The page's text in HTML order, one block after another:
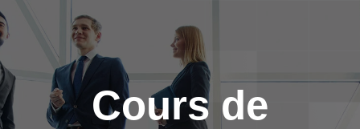
Aller au contenu principal
Cours de